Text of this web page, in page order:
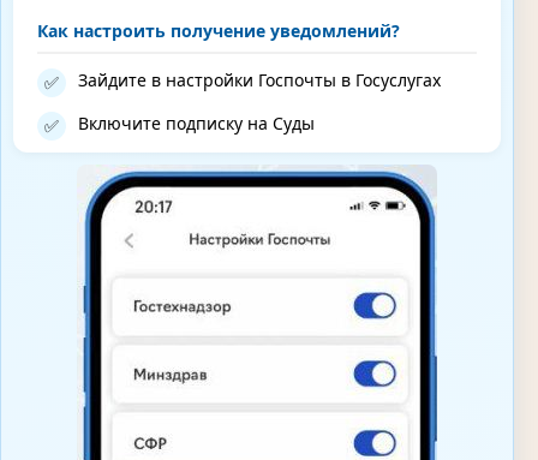
Как настроить получение уведомлений?
✅ Зайдите в настройки Госпочты в Госуслугах
✅ Включите подписку на Суды